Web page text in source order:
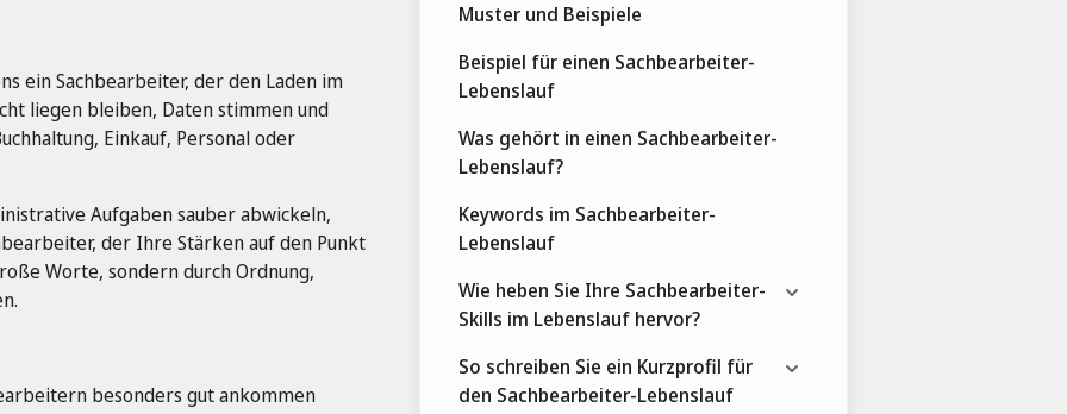
ein Sachbearbeiter, der den Laden im
liegen bleiben, Daten stimmen und
Einkauf, Personal oder
Aufgaben sauber abwickeln,
der Ihre Stärken auf den Punkt
Worte, sondern durch Ordnung,
besonders gut ankommen
Muster und Beispiele
Beispiel für einen Sachbearbeiter-
Lebenslauf
Was gehört in einen Sachbearbeiter-
Lebenslauf?
Keywords im Sachbearbeiter-
Lebenslauf
Wie heben Sie Ihre Sachbearbeiter-
Skills im Lebenslauf hervor?
So schreiben Sie ein Kurzprofil für
den Sachbearbeiter-Lebenslauf